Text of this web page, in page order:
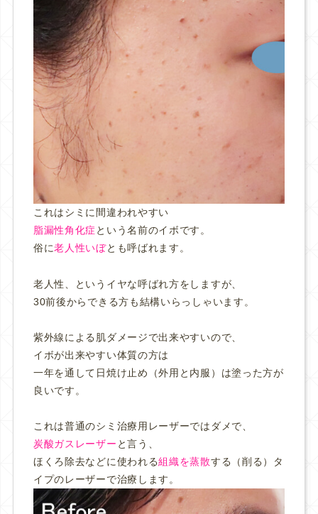
これはシミに間違われやすい
脂漏性角化症 という名前のイボです。
俗に老人性いぼとも呼ばれます。
老人性、というイヤな呼ばれ方をしますが、
30前後からできる方も結構いらっしゃいます。
紫外線による肌ダメージで出来やすいので、
イボが出来やすい体質の方は
一年を通して日焼け止め（外用と内服）は塗った方が
良いです。
これは普通のシミ治療用レーザーではダメで、
炭酸ガスレーザー と言う、
ほくろ除去などに使われる組織を蒸散する（削る）タ
イプのレーザーで治療します。